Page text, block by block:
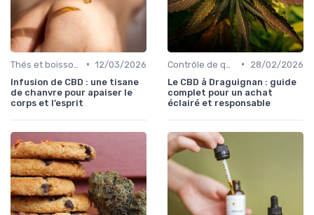
• 12/03/2026
Infusion de CBD : une tisane
de chanvre pour apaiser le
corps et l’esprit
•
28/02/2026
Le CBD à Draguignan : guide
complet pour un achat
éclairé et responsable